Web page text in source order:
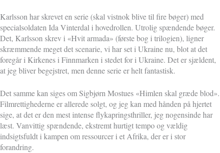
Karlsson har skrevet en serie (skal vistnok blive til fire bøger) med
specialsoldaten Ida Vinterdal i hovedrollen. Utrolig spændende bøger.
Det, Karlsson skrev i «Hvit armada» (første bog i trilogien), ligner
skræmmende meget det scenarie, vi har set i Ukraine nu, blot at det
foregår i Kirkenes i Finnmarken i stedet for i Ukraine. Det er sjældent,
at jeg bliver begejstret, men denne serie er helt fantastisk.
Det samme kan siges om Sigbjørn Mostues «Himlen skal græde blod».
Filmrettighederne er allerede solgt, og jeg kan med hånden på hjertet
sige, at det er den mest intense flykapringsthriller, jeg nogensinde har
læst. Vanvittig spændende, ekstremt hurtigt tempo og vældig
indsigtsfuldt i kampen om ressourcer i et Afrika, der er i stor
forandring.